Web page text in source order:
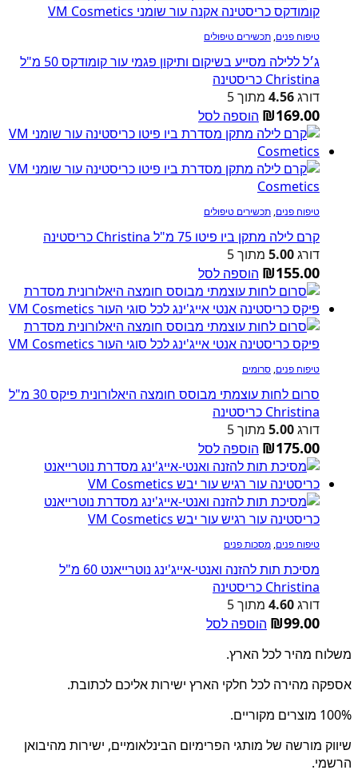
טיפוח פנים, תכשירים טיפולים
ג׳ל ללילה מסייע בשיקום ותיקון פגמי עור קומודקס 50 מ"ל
Christina כריסטינה
דורג4.56 מתוך 5
₪169.00 הוספה לסל
טיפוח פנים, תכשירים טיפולים
קרם לילה מתקן ביו פיטו 75 מ"ל Christina כריסטינה
דורג5.00 מתוך 5
₪155.00 הוספה לסל
טיפוח פנים, סרומים
סרום לחות עוצמתי מבוסס חומצה היאלורונית פיקס 30 מ"ל
Christina כריסטינה
דורג5.00 מתוך 5
₪175.00 הוספה לסל
טיפוח פנים, מסכות פנים
מסיכת תות להזנה ואנטי-אייג'ינג נוטרייאנט 60 מ"ל
Christina כריסטינה
דורג4.60 מתוך 5
₪99.00
הוספה לסל
משלוח מהיר לכל הארץ.
אספקה מהירה לכל חלקי הארץ ישירות אליכם לכתובת.
100% מוצרים מקוריים.
שיווק מורשה של מותגי הפרימיום הבינלאומיים, ישירות מהיבואן
הרשמי.